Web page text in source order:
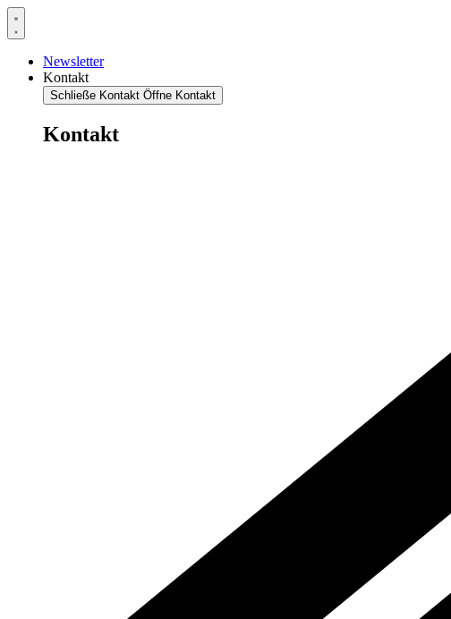
Newsletter
Kontakt
Schließe Kontakt Öffne Kontakt
Kontakt